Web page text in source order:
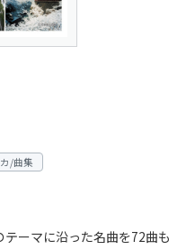
/曲集
ーマに沿った名曲を72曲も